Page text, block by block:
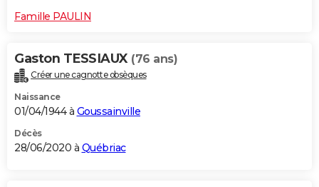
Famille PAULIN
Gaston TESSIAUX (76 ans)
Créer une cagnotte obsèques
Naissance
01/04/1944 à Goussainville
Décès
28/06/2020 à Québriac